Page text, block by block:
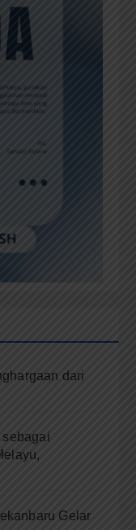
dari
Gelar